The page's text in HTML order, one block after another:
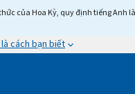
của Hoa Kỳ, quy định tiếng
cách bạn biết